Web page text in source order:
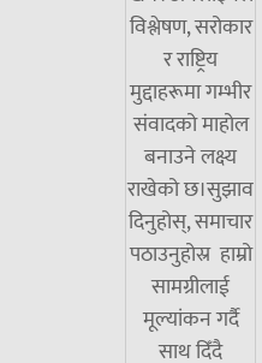
विश्लेषण, सरोकार
र राष्ट्रिय
मुद्दाहरूमा गम्भीर
संवादको माहोल
बनाउने लक्ष्य
राखेको छ।सुझाव
दिनुहोस्, समाचार
पठाउनुहोस्र हाम्रो
सामग्रीलाई
मूल्यांकन गर्दै
साथ दिँदै